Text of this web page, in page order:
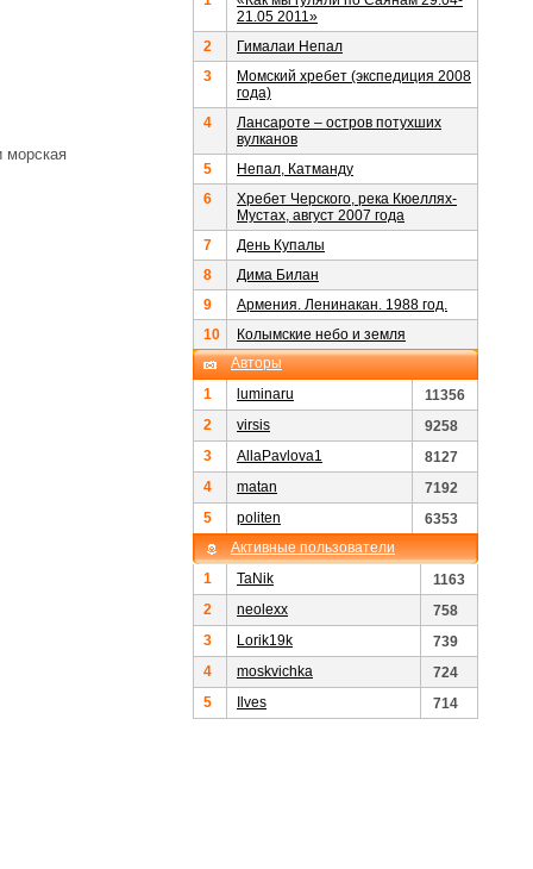
морская
21.05 2011»
2
Гималаи Непал
3
Момский хребет (экспедиция 2008
года)
4
Лансароте – остров потухших
вулканов
5
Непал, Катманду
6
Хребет Черского, река Кюеллях-
Мустах, август 2007 года
7
День Купалы
8
Дима Билан
9
Армения. Ленинакан. 1988 год.
10
Колымские небо и земля
Авторы
1
luminaru
11356
2
virsis
9258
3
AllaPavlova1
8127
4
matan
7192
5
politen
6353
Активные пользователи
1
TaNik
1163
2
neolexx
758
3
Lorik19k
739
4
moskvichka
724
5
Ilves 714